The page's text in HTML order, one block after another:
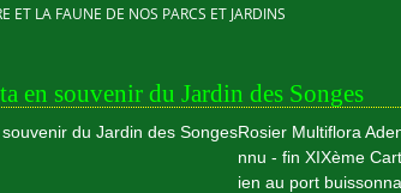
ET LA FAUNE DE NOS PARCS ET JARDINS
en souvenir du Jardin des Songes
Rosier Multiflora
nnu - fin XIXème
ien au port